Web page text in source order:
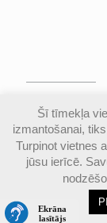
© Valmieras
autortiesības
paziņojums
Šī tīmekļa
izmantošanai,
Turpinot vietnes
jūsu ierīcē.